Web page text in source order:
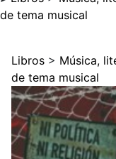
de tema musical
Libros > Música,
de tema musical